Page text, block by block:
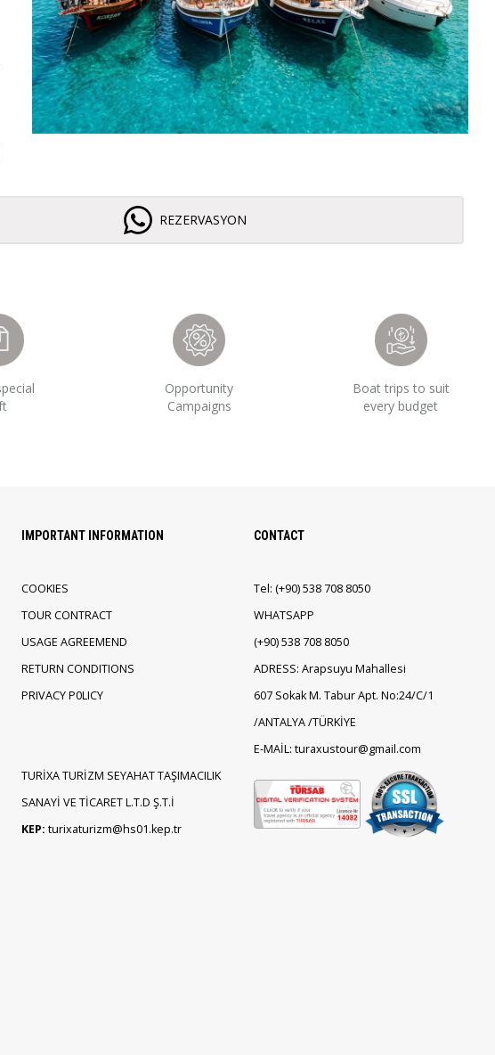
REZERVASYON
Opportunity
Campaigns
Boat trips to suit
every budget
IMPORTANT INFORMATION
COOKIES
TOUR CONTRACT
USAGE AGREEMEND
RETURN CONDITIONS
PRIVACY P0LICY
TURİXA TURİZM SEYAHAT TAŞIMACILIK
SANAYİ VE TİCARET L.T.D Ş.T.İ
KEP: turixaturizm@hs01.kep.tr
CONTACT
Tel:(+90)538 708 8050
WHATSAPP
(+90)538 708 8050
ADRESS: Arapsuyu Mahallesi
607 Sokak M. Tabur Apt. No:24/C/1
/ANTALYA /TÜRKİYE
E-MAİL: turaxustour@gmail.com